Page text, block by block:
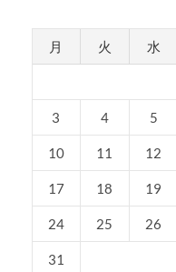
月 火 水
3 4 5
10 11 12
17 18 19
24 25 26
31